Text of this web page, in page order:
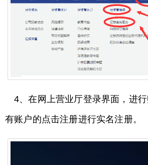
4、在网上营业厅登录界面，进
有账户的点击注册进行实名注册。